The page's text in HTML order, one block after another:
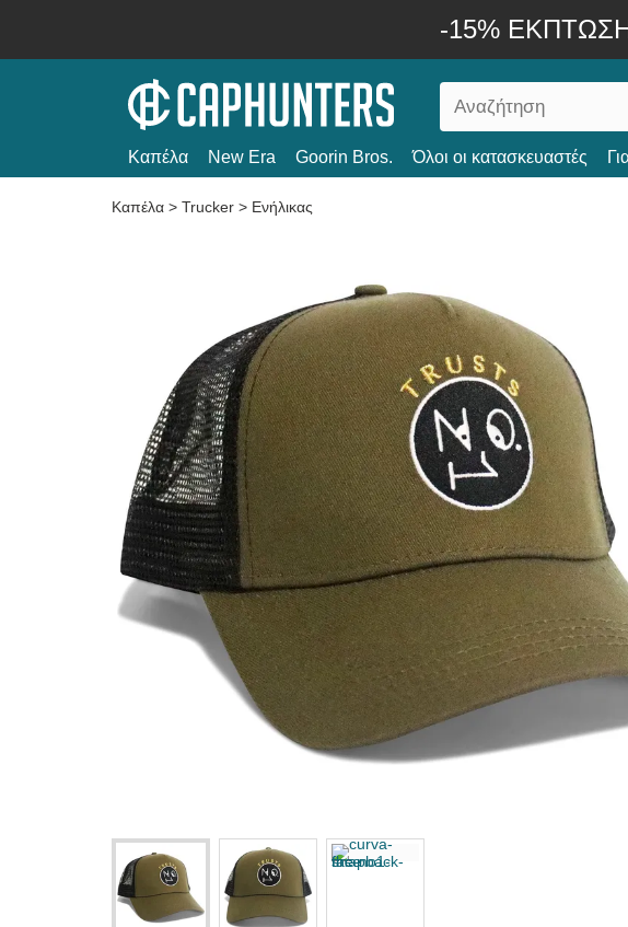
-15% ΕΚΠΤΩΣΗ
Καπέλα New Era Goorin Bros. Όλοι οι κατασκευαστές
Καπέλα > Trucker > Ενήλικας